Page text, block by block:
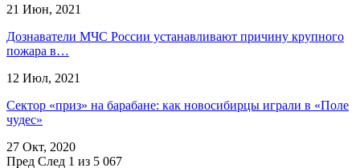
21 Июн, 2021
Дознаватели МЧС России устанавливают причину крупного
пожара в…
12 Июл, 2021
Сектор «приз» на барабане: как новосибирцы играли в «Поле
чудес»
27 Окт, 2020
Пред След 1 из 5 067